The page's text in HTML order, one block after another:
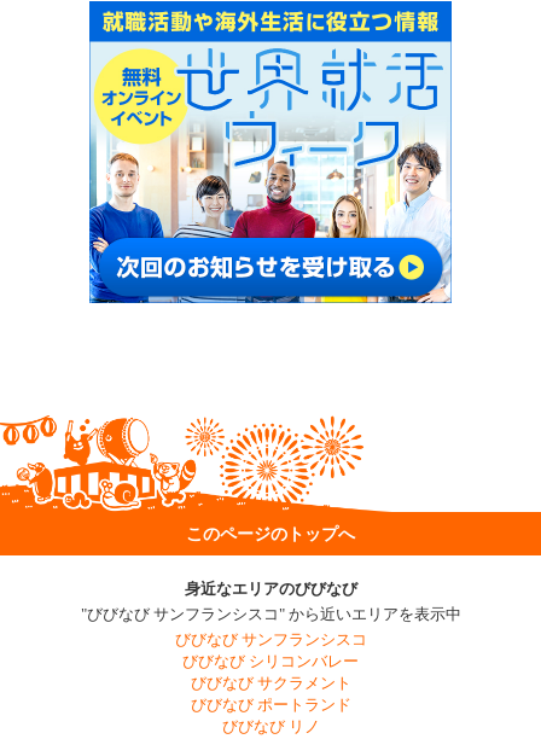
このページのトップへ
身近なエリアのびびなび
"びびなび サンフランシスコ" から近いエリアを表示中
びびなび サンフランシスコ
びびなび シリコンバレー
びびなび サクラメント
びびなび ポートランド
びびなび リノ